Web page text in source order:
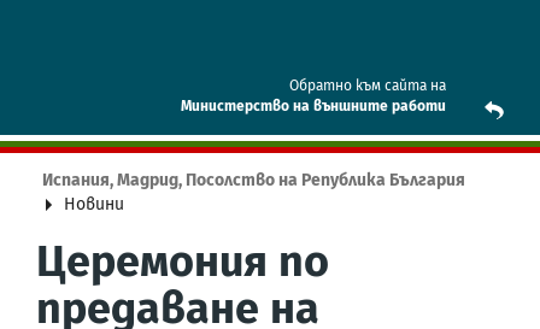
Обратно към сайта на
Mинистерство на външните работи
Испания, Мадрид, Посолство на Република България
Новини
Церемония по
предаване на